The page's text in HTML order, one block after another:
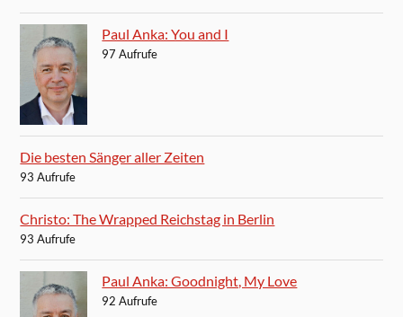
Paul Anka: You and I
97 Aufrufe
Die besten Sänger aller Zeiten
93 Aufrufe
Christo: The Wrapped Reichstag in Berlin
93 Aufrufe
Paul Anka: Goodnight, My Love
92 Aufrufe